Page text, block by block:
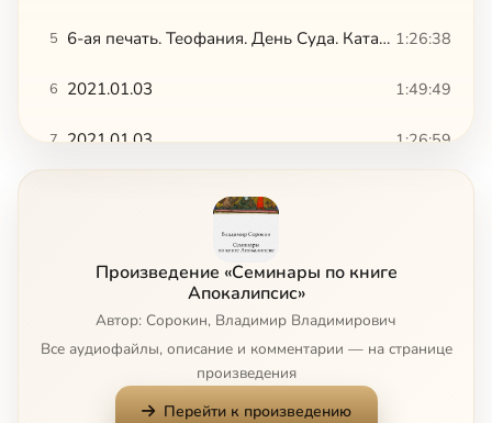
5 6-ая печать. Теофания. День Суда. Катастрофы. 1-ое воскресение. Выход из шеола. Граница Царства и внешняя тьма. 6 гл. 2021.01.03 1:26:38
6 2021.01.03 1:49:49
7 2021.01.03 1:26:59
11 2021.01.04 1:38:48
2021.01.04
Произведение «Семинары по книге
Апокалипсис»
Автор: Сорокин, Владимир Владимирович
Все аудиофайлы, описание и комментарии — на странице
произведения
Перейти к произведению